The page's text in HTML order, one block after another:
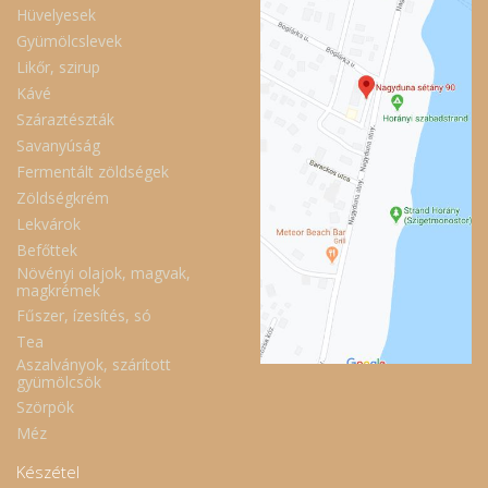
Hüvelyesek
Gyümölcslevek
Likőr, szirup
Kávé
Száraztészták
Savanyúság
Fermentált zöldségek
Zöldségkrém
Lekvárok
Befőttek
Növényi olajok, magvak,
magkrémek
Fűszer, ízesítés, só
Tea
Aszalványok, szárított
gyümölcsök
Szörpök
Méz
Készétel